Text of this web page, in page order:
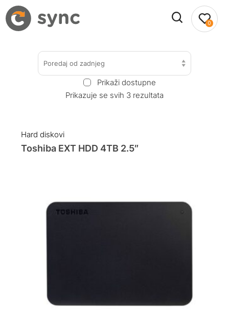
0
Poredaj od zadnjeg
Prikaži dostupne
Prikazuje se svih 3 rezultata
Hard diskovi
Toshiba EXT HDD 4TB 2.5″